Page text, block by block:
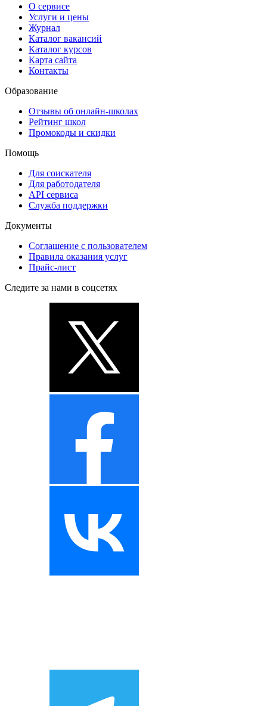
О сервисе
Услуги и цены
Журнал
Каталог вакансий
Каталог курсов
Карта сайта
Контакты
Образование
Отзывы об онлайн-школах
Рейтинг школ
Промокоды и скидки
Помощь
Для соискателя
Для работодателя
API сервиса
Служба поддержки
Документы
Соглашение с пользователем
Правила оказания услуг
Прайс-лист
Следите за нами в соцсетях